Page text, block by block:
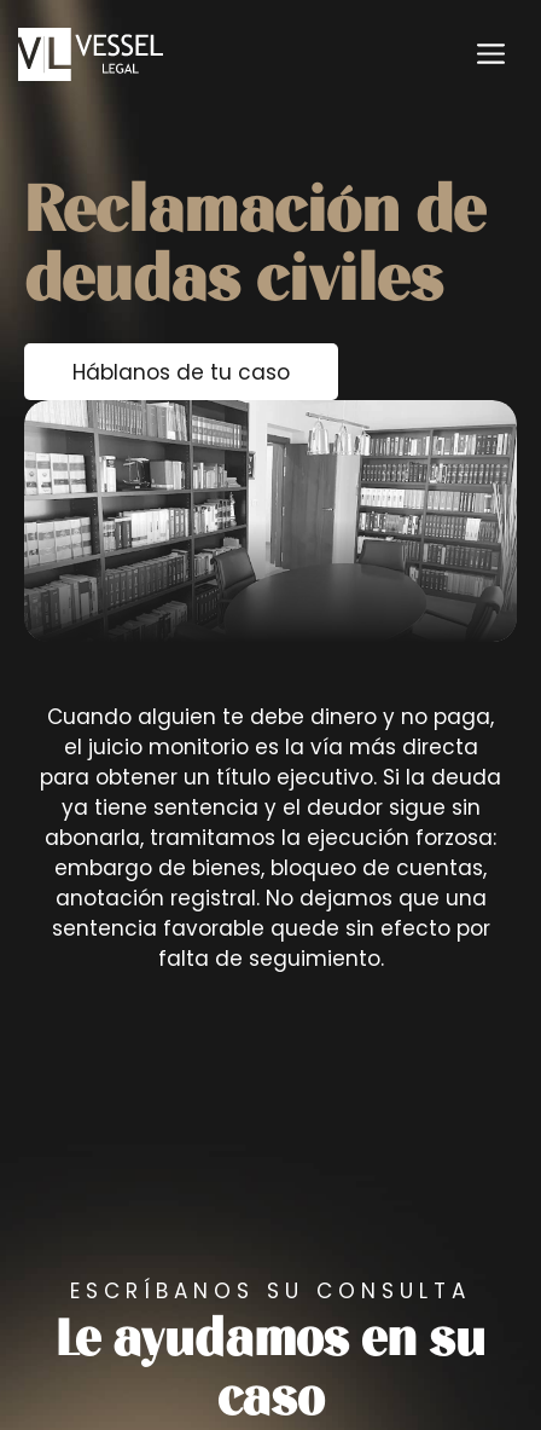
contenido
Reclamación de
deudas civiles
Háblanos de tu caso
Cuando alguien te debe dinero y no paga,
el juicio monitorio es la vía más directa
para obtener un título ejecutivo. Si la deuda
ya tiene sentencia y el deudor sigue sin
abonarla, tramitamos la ejecución forzosa:
embargo de bienes, bloqueo de cuentas,
anotación registral. No dejamos que una
sentencia favorable quede sin efecto por
falta de seguimiento.
ESCRÍBANOS SU CONSULTA
Le ayudamos en su
caso